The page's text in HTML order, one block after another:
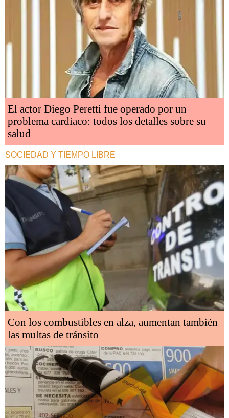
El actor Diego Peretti fue operado por un
problema cardíaco: todos los detalles sobre su
salud
SOCIEDAD Y TIEMPO LIBRE
Con los combustibles en alza, aumentan también
las multas de tránsito